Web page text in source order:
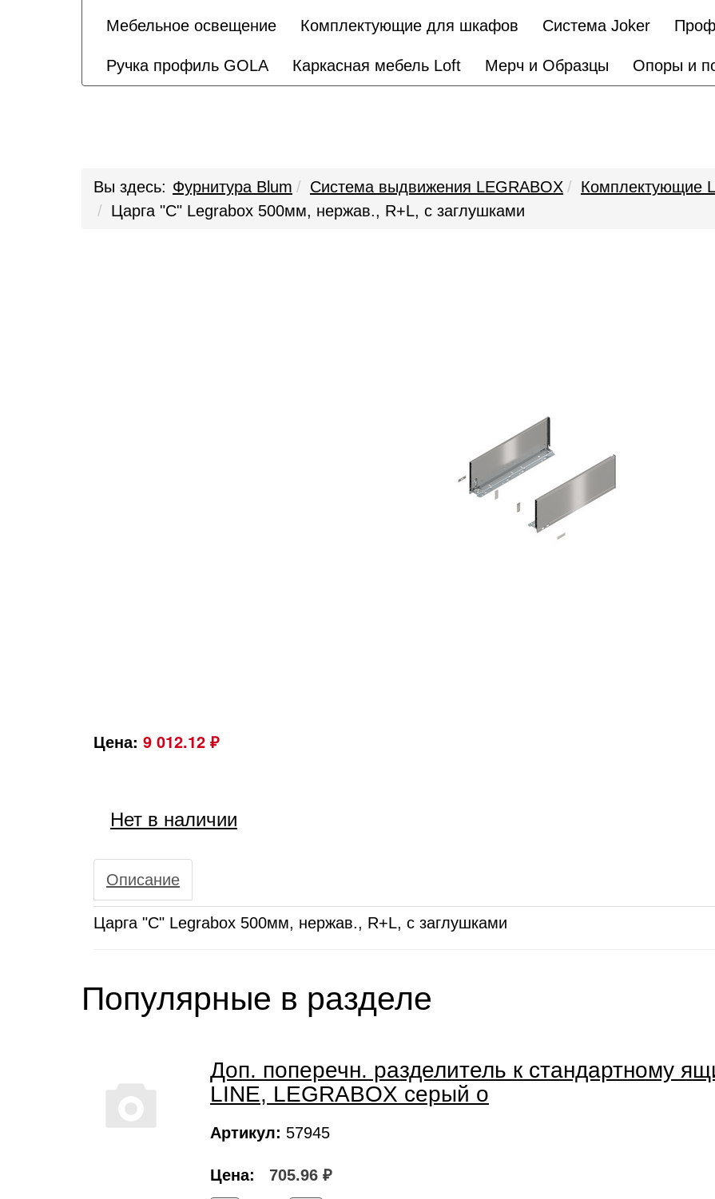
Мебельное освещение Комплектующие для шкафов Система Joker
Ручка профиль GOLA Каркасная мебель Loft Мерч и Образцы Опоры и
Вы здесь: Фурнитура Blum Система выдвижения LEGRABOX
Комплектующие
Царга "C" Legrabox 500мм, нержав., R+L, с заглушками
Цена: 9 012.12 ₽
Нет в наличии
Описание
Царга "C" Legrabox 500мм, нержав., R+L, с заглушками
Популярные в разделе
Доп. поперечн. разделитель к стандартному
LINE, LEGRABOX серый о
Артикул: 57945
Цена: 705.96 ₽